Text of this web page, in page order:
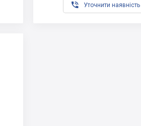
 Уточнити наявність